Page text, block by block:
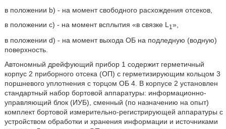
в положении b) - на момент свободного расхождения отсеков,
в положении c) - на момент всплытия «в связке L 1 »,
в положении d) - на момент выхода ОБ на подледную (водную)
поверхность.
Автономный дрейфующий прибор 1 содержит герметичный
корпус 2 приборного отсека (ОП) с герметизирующим кольцом 3
поршневого уплотнения с торцом ОБ 4. В корпусе 2 установлен
стандартный набор бортовой аппаратуры: информационно-
управляющий блок (ИУБ), сменный (по назначению на опыт)
комплект бортовой измерительно-регистрирующей аппаратуры с
устройством обработки и хранения информации и источниками